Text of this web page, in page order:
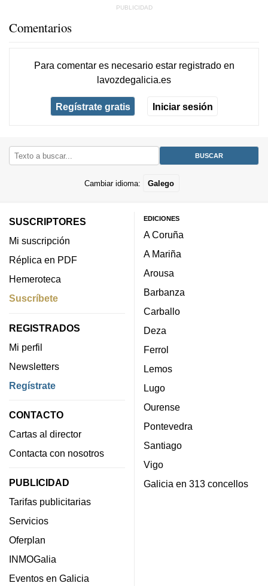
Comentarios
Para comentar es necesario estar registradoen
lavozdegalicia.es
Regístrate gratis Iniciar sesión
Cambiar idioma: Galego
SUSCRIPTORES
Mi suscripción
Réplica en PDF
Hemeroteca
Suscríbete
REGISTRADOS
Mi perfil
Newsletters
Regístrate
CONTACTO
Cartas al director
Contacta con nosotros
PUBLICIDAD
Tarifas publicitarias
Servicios
Oferplan
INMOGalia
Eventos en Galicia
EDICIONES
A Coruña
A Mariña
Arousa
Barbanza
Carballo
Deza
Ferrol
Lemos
Lugo
Ourense
Pontevedra
Santiago
Vigo
Galicia en 313 concellos